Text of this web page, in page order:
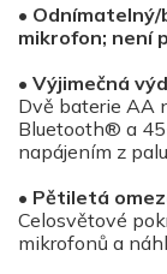
• Odnímatelný/
mikrofon; není
• Výjimečná
Dvě baterie AA
Bluetooth® a
napájením z
• Pětiletá
Celosvětové
mikrofonů a